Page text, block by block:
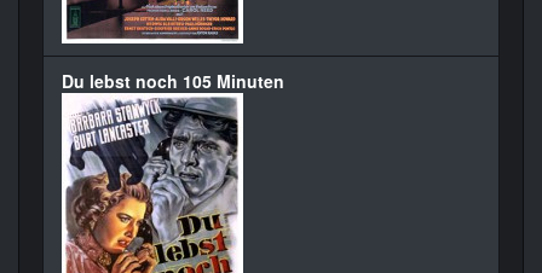
Du lebst noch 105 Minuten